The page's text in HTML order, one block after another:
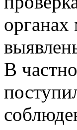
органах
В